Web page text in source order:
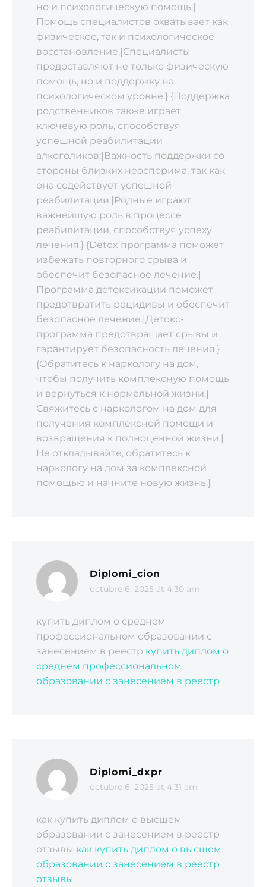
но и психологическую помощь.|
Помощь специалистов охватывает как
физическое‚ так и психологическое
восстановление.|Специалисты
предоставляют не только физическую
помощь‚ но и поддержку на
психологическом уровне.} {Поддержка
родственников также играет
ключевую роль‚ способствуя
успешной реабилитации
алкоголиков;|Важность поддержки со
стороны близких неоспорима‚ так как
она содействует успешной
реабилитации.|Родные играют
важнейшую роль в процессе
реабилитации‚ способствуя успеху
лечения.} {Detox программа поможет
избежать повторного срыва и
обеспечит безопасное лечение.|
Программа детоксикации поможет
предотвратить рецидивы и обеспечит
безопасное лечение.|Детокс-
программа предотвращает срывы и
гарантирует безопасность лечения.}
{Обратитесь к наркологу на дом‚
чтобы получить комплексную помощь
и вернуться к нормальной жизни.|
Свяжитесь с наркологом на дом для
получения комплексной помощи и
возвращения к полноценной жизни.|
Не откладывайте‚ обратитесь к
наркологу на дом за комплексной
помощью и начните новую жизнь.}
Diplomi_cion
octubre 6, 2025 at 4:30 am
купить диплом о среднем
профессиональном образовании с
занесением в реестр купить диплом о
среднем профессиональном
образовании с занесением в реестр .
Diplomi_dxpr
octubre 6, 2025 at 4:31 am
как купить диплом о высшем
образовании с занесением в реестр
отзывы как купить диплом о высшем
образовании с занесением в реестр
отзывы .